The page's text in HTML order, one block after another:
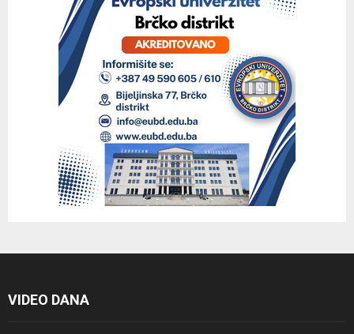
VIDEO DANA